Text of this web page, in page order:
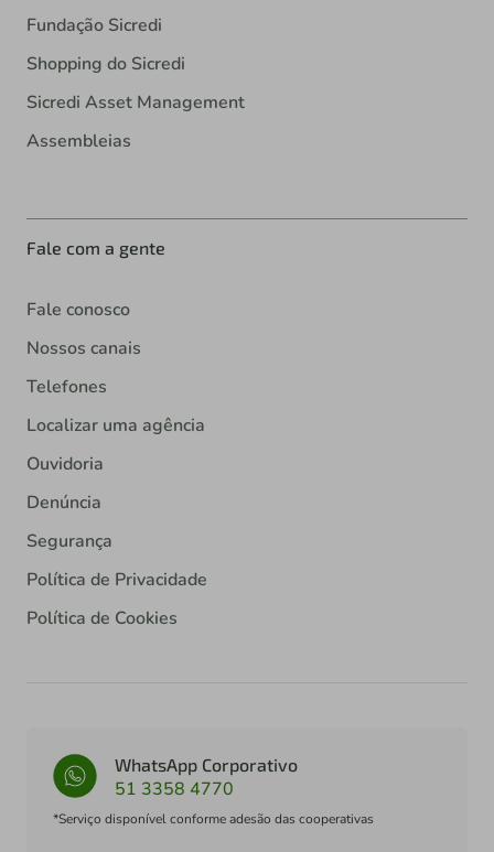
Fundação Sicredi
Shopping do Sicredi
Sicredi Asset Management
Assembleias
Fale com a gente
Fale conosco
Nossos canais
Telefones
Localizar uma agência
Ouvidoria
Denúncia
Segurança
Política de Privacidade
Política de Cookies
WhatsApp Corporativo
51 3358 4770
*Serviço disponível conforme adesão das cooperativas